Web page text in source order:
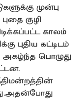
முன்பு
குழி
காலம்
புதிய கட்டிடம்
பொழுது